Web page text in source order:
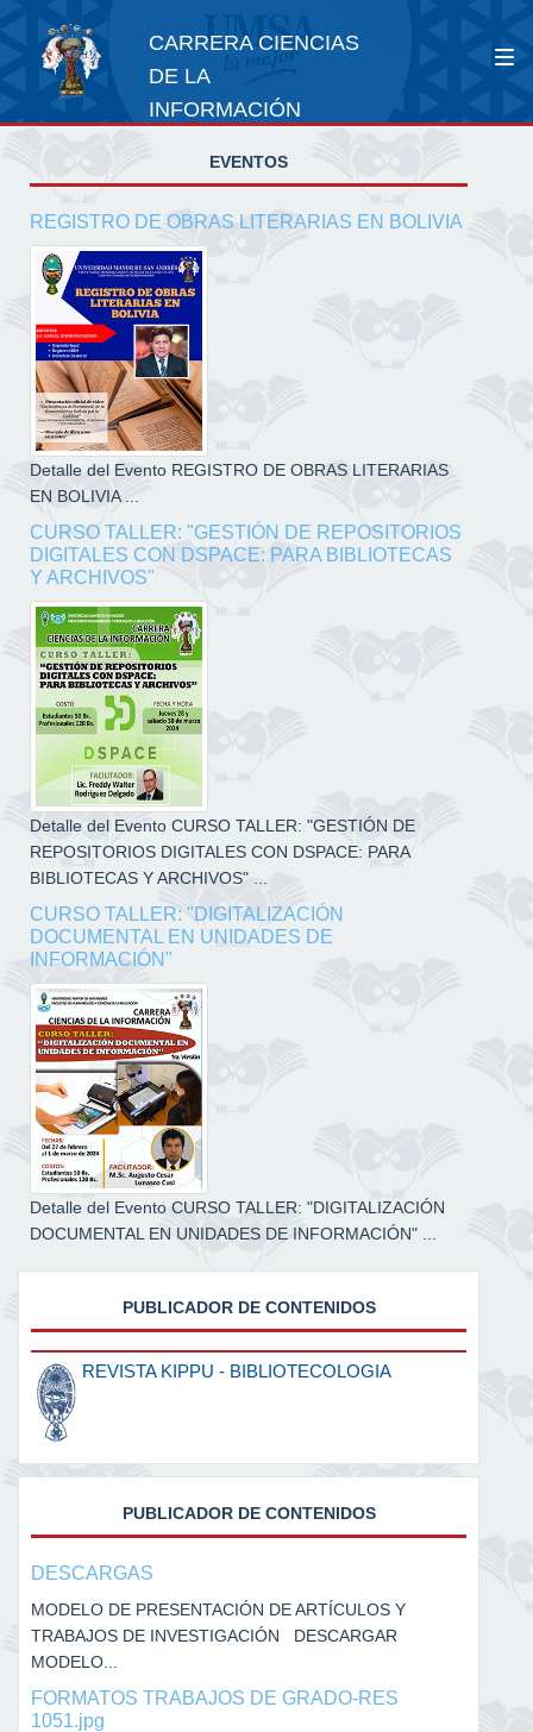
CARRERA CIENCIAS
DE LA
INFORMACIÓN
EVENTOS
REGISTRO DE OBRAS LITERARIAS EN BOLIVIA
Detalle del Evento REGISTRO DE OBRAS LITERARIAS
EN BOLIVIA ...
CURSO TALLER: "GESTIÓN DE REPOSITORIOS
DIGITALES CON DSPACE: PARA BIBLIOTECAS
Y ARCHIVOS"
Detalle del Evento CURSO TALLER: "GESTIÓN DE
REPOSITORIOS DIGITALES CON DSPACE: PARA
BIBLIOTECAS Y ARCHIVOS" ...
CURSO TALLER: "DIGITALIZACIÓN
DOCUMENTAL EN UNIDADES DE
INFORMACIÓN"
Detalle del Evento CURSO TALLER: "DIGITALIZACIÓN
DOCUMENTAL EN UNIDADES DE INFORMACIÓN" ...
PUBLICADOR DE CONTENIDOS
REVISTA KIPPU - BIBLIOTECOLOGIA
PUBLICADOR DE CONTENIDOS
DESCARGAS
MODELO DE PRESENTACIÓN DE ARTÍCULOS Y
TRABAJOS DE INVESTIGACIÓN DESCARGAR
MODELO...
FORMATOS TRABAJOS DE GRADO-RES
1051.jpg